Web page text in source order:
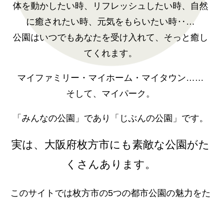
体を動かしたい時、リフレッシュしたい時、自然
に癒されたい時、元気をもらいたい時‥…
公園はいつでもあなたを受け入れて、そっと癒し
てくれます。
マイファミリー・マイホーム・マイタウン……
そして、マイパーク。
「みんなの公園」であり「じぶんの公園」です。
実は、大阪府枚方市にも素敵な公園がた
くさんあります。
このサイトでは枚方市の5つの都市公園の魅力をた